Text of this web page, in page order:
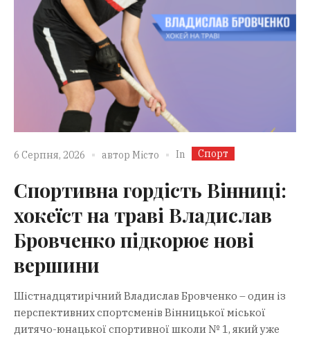
6 Серпня, 2026 автор Місто In Спорт
Спортивна гордість Вінниці:
хокеїст на траві Владислав
Бровченко підкорює нові
вершини
Шістнадцятирічний Владислав Бровченко – один із
перспективних спортсменів Вінницької міської
дитячо-юнацької спортивної школи № 1, який уже